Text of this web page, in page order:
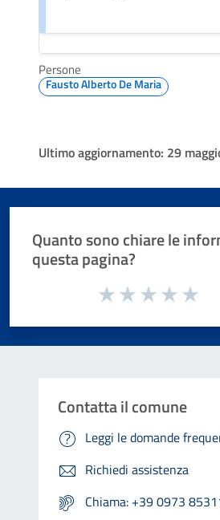
Persone
Fausto Alberto De Maria
Ultimo aggiornamento: 29
Quanto sono chiare le
questa pagina?
Valuta da 1 a 5 stelle la pagina
Contatta il comune
Leggi le domande
Richiedi assistenza
Chiama: +39 0973